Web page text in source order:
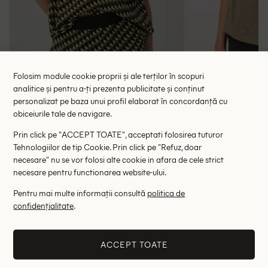
Bluza Someday, verde
RRP: 399.00 lei
36 38 40
- 51% - 44%
Folosim module cookie proprii și ale terților în scopuri
analitice și pentru a-ți prezenta publicitate și conținut
personalizat pe baza unui profil elaborat în concordanță cu
obiceiurile tale de navigare.
Prin click pe "ACCEPT TOATE", acceptati folosirea tuturor
Tehnologiilor de tip Cookie. Prin click pe "Refuz, doar
necesare" nu se vor folosi alte cookie in afara de cele strict
necesare pentru functionarea website-ului.
Pentru mai multe informații consultă politica de
confidențialitate.
ACCEPT TOATE